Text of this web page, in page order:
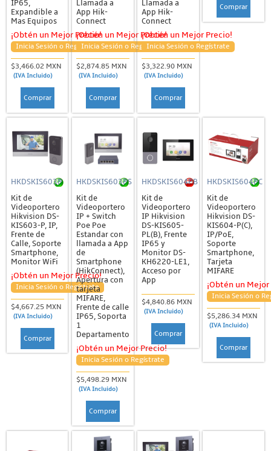
IP65,
Expandible a
Mas Equipos
¡Obtén un Mejor Precio!
Inicia Sesión o Regístrate
$3,466.02 MXN
(IVA Incluido)
Comprar
Llamada a
App Hik-
Connect
¡Obtén un Mejor Precio!
Inicia Sesión o Regístrate
$2,874.85 MXN
(IVA Incluido)
Comprar
Llamada a
App Hik-
Connect
¡Obtén un Mejor Precio!
Inicia Sesión o Regístrate
$3,322.90 MXN
(IVA Incluido)
Comprar
Comprar
HKDSKIS603P
Kit de
Videoportero
Hikvision DS-
KIS603-P, IP,
Frente de
Calle, Soporte
Smartphone,
Monitor WiFi
¡Obtén un Mejor Precio!
Inicia Sesión o Regístrate
$4,667.25 MXN
(IVA Incluido)
Comprar
HKDSKIS603PS
Kit de
Videoportero
IP + Switch
Poe Poe
Estandar con
llamada a App
de
Smartphone
(HikConnect),
Apertura con
tarjeta
MIFARE,
Frente de calle
IP65, Soporta
1
Departamento
¡Obtén un Mejor Precio!
Inicia Sesión o Regístrate
$5,498.29 MXN
(IVA Incluido)
Comprar
HKDSKIS604PB
Kit de
Videoportero
IP Hikvision
DS-KIS605-
PL(B), Frente
IP65 y
Monitor DS-
KH6220-LE1,
Acceso por
App
$4,840.86 MXN
(IVA Incluido)
Comprar
HKDSKIS604PC
Kit de
Videoportero
Hikvision DS-
KIS604-P(C),
IP/PoE,
Soporte
Smartphone,
Tarjeta
MIFARE
¡Obtén un
Inicia Sesión o
$5,286.34 MXN
(IVA Incluido)
Comprar